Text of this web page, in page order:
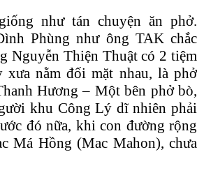
như tán chuyện ăn phở.
Phùng như ông TAK chắc
Nguyễn Thiện Thuật có 2 tiệm
xưa nằm đối mặt nhau, là phở
Hương – Một bên phở bò,
khu Công Lý dĩ nhiên phải
đó nữa, khi con đường rộng
Má Hồng (Mac Mahon), chưa